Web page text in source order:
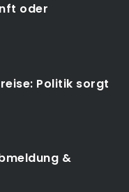
oder
Politik sorgt
&